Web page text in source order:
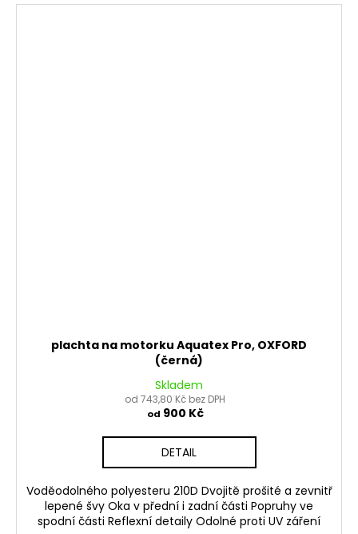
plachta na motorku Aquatex Pro, OXFORD
(černá)
Skladem
od 743,80 Kč bez DPH
od 900 Kč
DETAIL
Voděodolného polyesteru 210D Dvojitě prošité a zevnitř
lepené švy Oka v přední i zadní části Popruhy ve
spodní části Reflexní detaily Odolné proti UV záření